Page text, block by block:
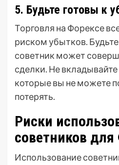
5. Будьте готовы к
Торговля на Форексе
риском убытков.
советник может
сделки. Не
которые вы не можете
потерять.
Риски
советников
Использование